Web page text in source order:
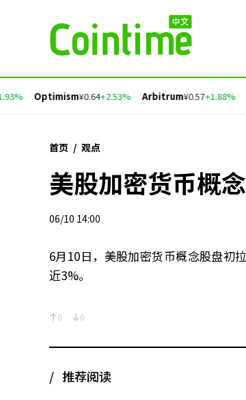
Optimism¥0.64+2.53% Arbitrum¥0.57+1.88%
首页 / 观点
美股加密货币概
06/10 14:00
6月10日，美股加密货币概念股盘
近3%。
0 0
推荐阅读